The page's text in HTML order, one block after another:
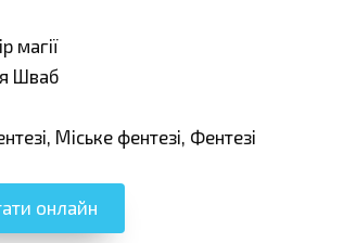
магії
Шваб
Міське фентезі, Фентезі
онлайн